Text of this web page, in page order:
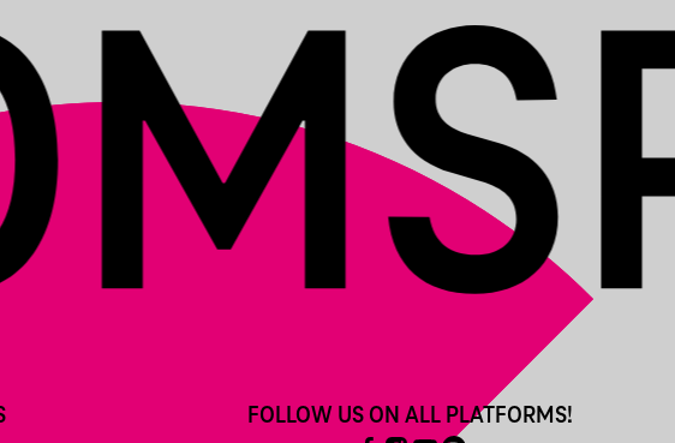
FOLLOW US ON ALL PLATFORMS!